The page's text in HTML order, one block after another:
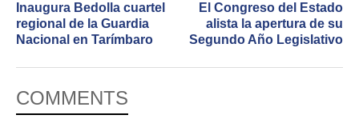
Inaugura Bedolla cuartel
regional de la Guardia
Nacional en Tarímbaro
El Congreso del Estado
alista la apertura de su
Segundo Año Legislativo
COMMENTS